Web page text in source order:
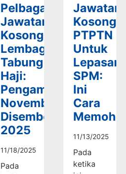
Pelbagai
Jawatan
Kosong
Lembaga
Tabung
Haji:
Pengambilan
November-
Disember
2025
11/18/2025
Pada
Jawatan
Kosong
PTPTN
Untuk
Lepasan
SPM:
Ini
Cara
11/13/2025
Pada
ketika